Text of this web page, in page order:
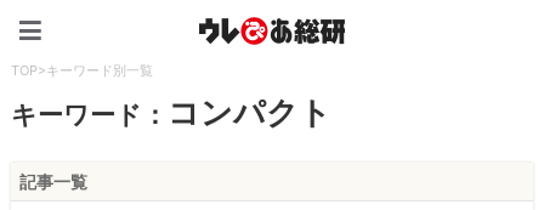
TOP>キーワード別一覧
キーワード： コンパクト
記事一覧